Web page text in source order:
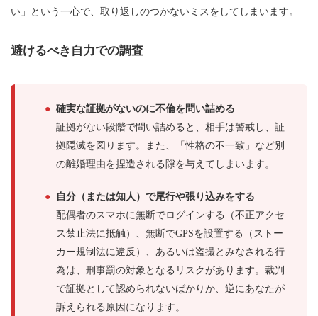
い」という一心で、取り返しのつかないミスをしてしまいます。
避けるべき自力での調査
● 確実な証拠がないのに不倫を問い詰める
証拠がない段階で問い詰めると、相手は警戒し、証
拠隠滅を図ります。また、「性格の不一致」など別
の離婚理由を捏造される隙を与えてしまいます。
●
自分（または知人）で尾行や張り込みをする
配偶者のスマホに無断でログインする（不正アクセ
ス禁止法に抵触）、無断でGPSを設置する（ストー
カー規制法に違反）、あるいは盗撮とみなされる行
為は、刑事罰の対象となるリスクがあります。裁判
で証拠として認められないばかりか、逆にあなたが
訴えられる原因になります。